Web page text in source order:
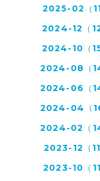
2025-02（11
2024-12（12
2024-10（15
2024-08（
2024-06（
2024-04（
2024-02（14
2023-12（11
2023-10（11